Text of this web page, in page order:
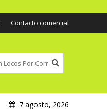
Contacto comercial
7 agosto, 2026